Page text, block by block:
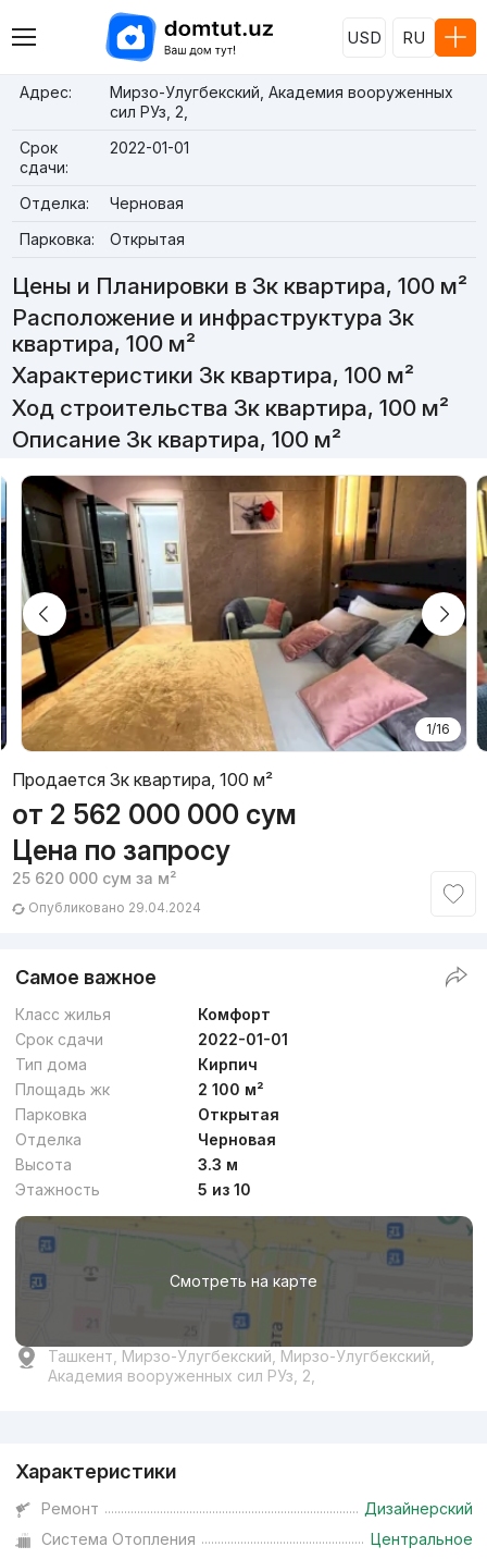
USD RU
Адрес:
Мирзо-Улугбекский, Академия вооруженных
сил РУз, 2,
Срок
сдачи:
2022-01-01
Отделка:
Черновая
Парковка:
Открытая
Цены и Планировки в 3к квартира, 100 м²
Расположение и инфраструктура 3к
квартира, 100 м²
Характеристики 3к квартира, 100 м²
Ход строительства 3к квартира, 100 м²
Описание 3к квартира, 100 м²
1/16
Продается 3к квартира, 100 м²
от 2 562 000 000 сум
Цена по запросу
25 620 000 сум за м²
Опубликовано 29.04.2024
Самое важное
Класс жилья
Комфорт
Срок сдачи
2022-01-01
Тип дома
Кирпич
Площадь жк
2 100 м²
Парковка
Открытая
Отделка
Черновая
Высота
3.3 м
Этажность
5 из 10
Смотреть на карте
Ташкент, Мирзо-Улугбекский, Мирзо-Улугбекский,
Академия вооруженных сил РУз, 2,
Характеристики
Ремонт
Дизайнерский
Система Отопления
Центральное